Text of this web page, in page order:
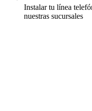
Instalar tu línea
nuestras sucursales